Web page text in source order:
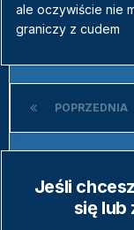
ale oczywiście nie
graniczy z cudem
POPRZEDNIA
Jeśli
się lub